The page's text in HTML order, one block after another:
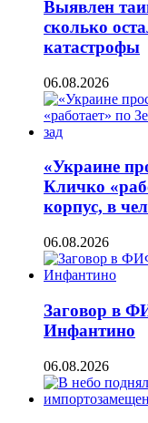
Выявлен
сколько
катастрофы
06.08.2026
«Украине
Кличко
корпус, в
06.08.2026
Заговор в
Инфантино
06.08.2026